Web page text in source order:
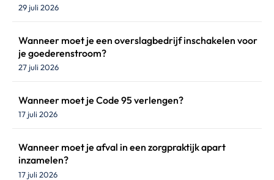
29 juli 2026
Wanneer moet je een overslagbedrijf inschakelen voor
je goederenstroom?
27 juli 2026
Wanneer moet je Code 95 verlengen?
17 juli 2026
Wanneer moet je afval in een zorgpraktijk apart
inzamelen?
17 juli 2026